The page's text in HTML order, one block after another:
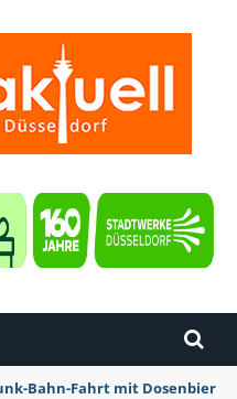
Bahn-Fahrt mit Dosenbier